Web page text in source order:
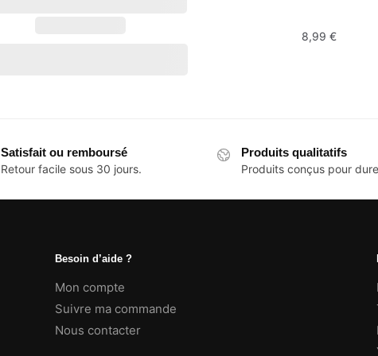
plusieurs
variations.
options
choisies
sur
la
8,99 €
Satisfait ou remboursé
Retour facile sous 30 jours.
Produits qualitatifs
Produits conçus pour
Besoin d’aide ?
Mon compte
Suivre ma commande
Nous contacter